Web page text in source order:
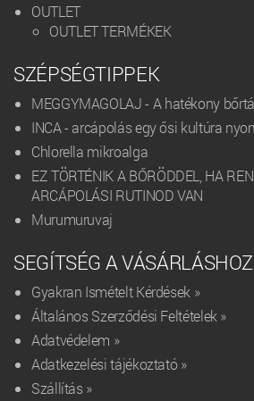
OUTLET
OUTLET TERMÉKEK
SZÉPSÉGTIPPEK
MEGGYMAGOLAJ - A hatékony
INCA - arcápolás egy ősi kultúra
Chlorella mikroalga
EZ TÖRTÉNIK A BŐRÖDDEL, HA
ARCÁPOLÁSI RUTINOD VAN
Murumuruvaj
SEGÍTSÉG A VÁSÁRLÁSHOZ
Gyakran Ismételt Kérdések »
Általános Szerződési Feltételek »
Adatvédelem »
Adatkezelési tájékoztató »
Szállítás »